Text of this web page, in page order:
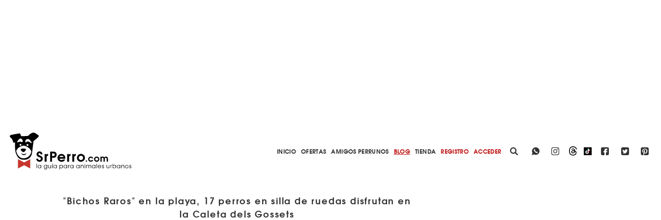
INICIO OFERTAS AMIGOS PERRUNOS BLOG TIENDA REGISTRO ACCEDER
"Bichos Raros" en la playa, 17 perros en silla de ruedas disfrutan en
la Caleta dels Gossets